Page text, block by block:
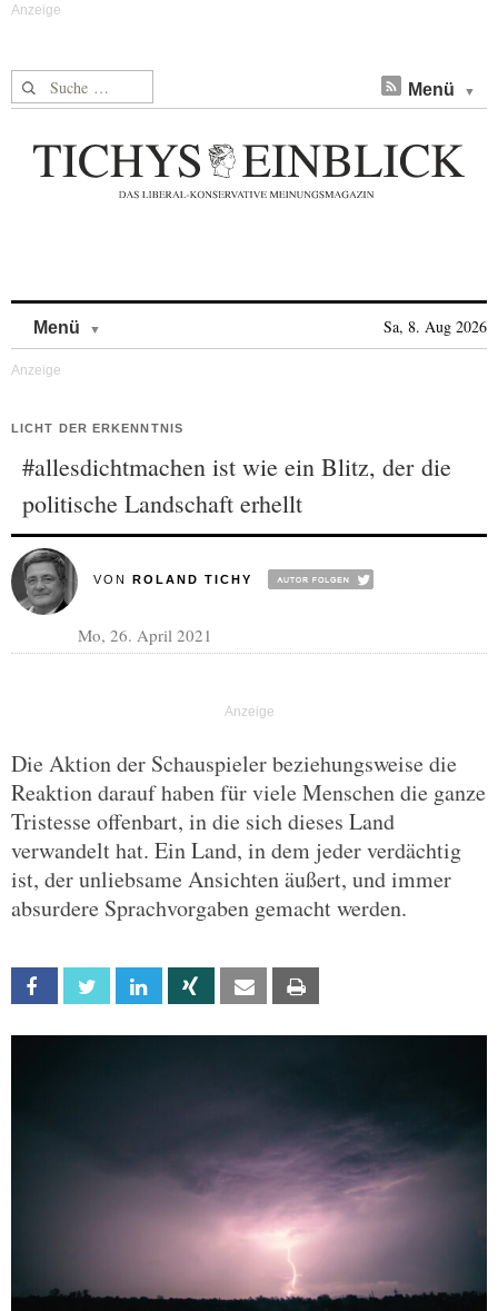
Suche nach: Menü
Menü Sa, 8. Aug 2026
LICHT DER ERKENNTNIS
#allesdichtmachen ist wie ein Blitz, der die
politische Landschaft erhellt
VON ROLAND TICHY
Mo, 26. April 2021
Die Aktion der Schauspieler beziehungsweise die
Reaktion darauf haben für viele Menschen die ganze
Tristesse offenbart, in die sich dieses Land
verwandelt hat. Ein Land, in dem jeder verdächtig
ist, der unliebsame Ansichten äußert, und immer
absurdere Sprachvorgaben gemacht werden.
Facebook Twitter Linkedin Xing Email